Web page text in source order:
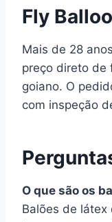
Fly
Mais de 28
preço direto de
goiano. O
com inspeção
O que são os
Balões de látex